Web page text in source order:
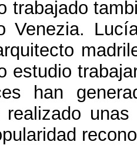
trabajado
Venezia.
estudio
han
unas